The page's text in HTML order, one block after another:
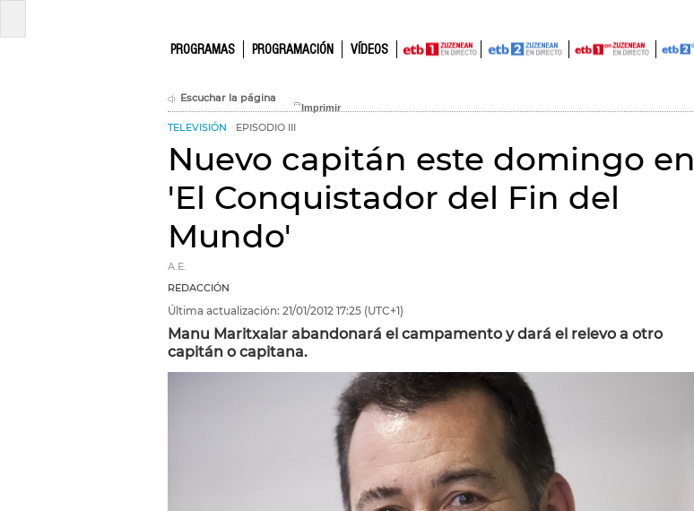
PROGRAMAS PROGRAMACIÓN VÍDEOS
Escuchar la página
TELEVISIÓN EPISODIO III
Nuevo capitán este domingo en
'El Conquistador del Fin del
Mundo'
A.E.
REDACCIÓN
Última actualización: 21/01/2012 17:25 (UTC+1)
Manu Maritxalar abandonará el campamento y dará el relevo a otro
capitán o capitana.